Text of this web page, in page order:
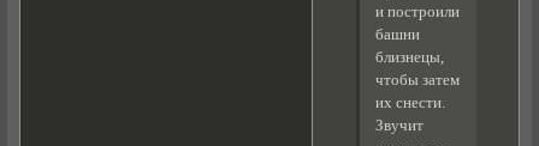
и построили
башни
близнецы,
чтобы затем
их снести.
Звучит